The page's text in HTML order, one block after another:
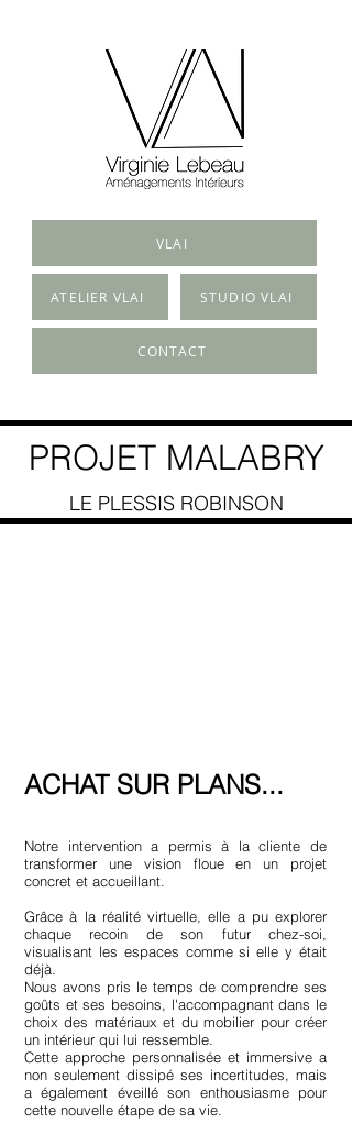
VLAI
ATELIER VLAI STUDIO VLAI
CONTACT
PROJET MALABRY
LE PLESSIS ROBINSON
ACHAT SUR PLANS...
​Notre intervention a permis à la cliente de
transformer une vision floue en un projet
concret et accueillant.
Grâce à la réalité virtuelle, elle a pu explorer
chaque recoin de son futur chez-soi,
visualisant les espaces comme si elle y était
déjà.
Nous avons pris le temps de comprendre ses
goûts et ses besoins, l'accompagnant dans le
choix des matériaux et du mobilier pour créer
un intérieur qui lui ressemble.
Cette approche personnalisée et immersive a
non seulement dissipé ses incertitudes, mais
a également éveillé son enthousiasme pour
cette nouvelle étape de sa vie.